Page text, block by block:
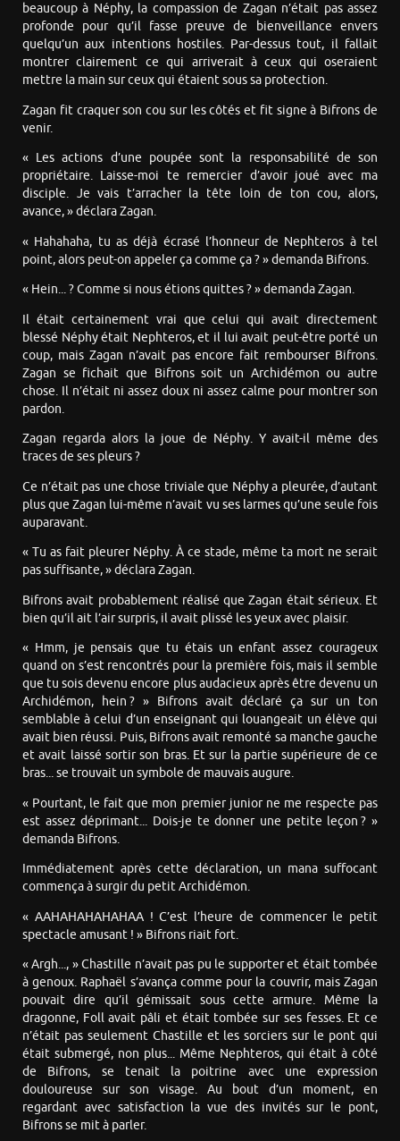
beaucoup à Néphy, la compassion de Zagan n’était pas assez
profonde pour qu’il fasse preuve de bienveillance envers
quelqu’un aux intentions hostiles. Par-dessus tout, il fallait
montrer clairement ce qui arriverait à ceux qui oseraient
mettre la main sur ceux qui étaient sous sa protection.
Zagan fit craquer son cou sur les côtés et fit signe à Bifrons de
venir.
« Les actions d’une poupée sont la responsabilité de son
propriétaire. Laisse-moi te remercier d’avoir joué avec ma
disciple. Je vais t’arracher la tête loin de ton cou, alors,
avance, » déclara Zagan.
« Hahahaha, tu as déjà écrasé l’honneur de Nephteros à tel
point, alors peut-on appeler ça comme ça ? » demanda Bifrons.
« Hein... ? Comme si nous étions quittes ? » demanda Zagan.
Il était certainement vrai que celui qui avait directement
blessé Néphy était Nephteros, et il lui avait peut-être porté un
coup, mais Zagan n’avait pas encore fait rembourser Bifrons.
Zagan se fichait que Bifrons soit un Archidémon ou autre
chose. Il n’était ni assez doux ni assez calme pour montrer son
pardon.
Zagan regarda alors la joue de Néphy. Y avait-il même des
traces de ses pleurs ?
Ce n’était pas une chose triviale que Néphy a pleurée, d’autant
plus que Zagan lui-même n’avait vu ses larmes qu’une seule fois
auparavant.
« Tu as fait pleurer Néphy. À ce stade, même ta mort ne serait
pas suffisante, » déclara Zagan.
Bifrons avait probablement réalisé que Zagan était sérieux. Et
bien qu’il ait l’air surpris, il avait plissé les yeux avec plaisir.
« Hmm, je pensais que tu étais un enfant assez courageux
quand on s’est rencontrés pour la première fois, mais il semble
que tu sois devenu encore plus audacieux après être devenu un
Archidémon, hein ? » Bifrons avait déclaré ça sur un ton
semblable à celui d’un enseignant qui louangeait un élève qui
avait bien réussi. Puis, Bifrons avait remonté sa manche gauche
et avait laissé sortir son bras. Et sur la partie supérieure de ce
bras... se trouvait un symbole de mauvais augure.
« Pourtant, le fait que mon premier junior ne me respecte pas
est assez déprimant... Dois-je te donner une petite leçon ? »
demanda Bifrons.
Immédiatement après cette déclaration, un mana suffocant
commença à surgir du petit Archidémon.
« AAHAHAHAHAHAA ! C’est l’heure de commencer le petit
spectacle amusant ! » Bifrons riait fort.
« Argh..., » Chastille n’avait pas pu le supporter et était tombée
à genoux. Raphaël s’avança comme pour la couvrir, mais Zagan
pouvait dire qu’il gémissait sous cette armure. Même la
dragonne, Foll avait pâli et était tombée sur ses fesses. Et ce
n’était pas seulement Chastille et les sorciers sur le pont qui
était submergé, non plus... Même Nephteros, qui était à côté
de Bifrons, se tenait la poitrine avec une expression
douloureuse sur son visage. Au bout d’un moment, en
regardant avec satisfaction la vue des invités sur le pont,
Bifrons se mit à parler.